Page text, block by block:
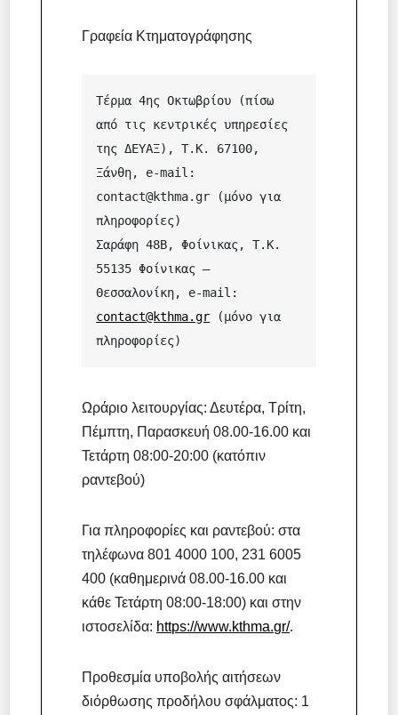
Γραφεία Κτηματογράφησης
Τέρμα 4ης Οκτωβρίου (πίσω
από τις κεντρικές υπηρεσίες
της ΔΕΥΑΞ), Τ.Κ. 67100,
Ξάνθη, e-mail:
contact@kthma.gr (μόνο για
πληροφορίες)
Σαράφη 48Β, Φοίνικας, T.K.
55135 Φοίνικας –
contact@kthma.gr (μόνο για
πληροφορίες)
Ωράριο λειτουργίας: Δευτέρα, Τρίτη,
Πέμπτη, Παρασκευή 08.00-16.00 και
Τετάρτη 08:00-20:00 (κατόπιν
ραντεβού)
Για πληροφορίες και ραντεβού: στα
τηλέφωνα 801 4000 100, 231 6005
400 (καθημερινά 08.00-16.00 και
κάθε Τετάρτη 08:00-18:00) και στην
ιστοσελίδα: https://www.kthma.gr/.
Προθεσμία υποβολής αιτήσεων
διόρθωσης προδήλου σφάλματος: 1